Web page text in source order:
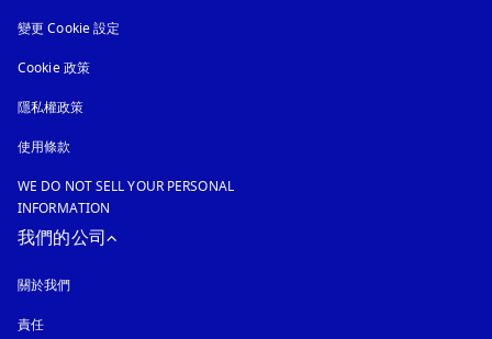
變更 Cookie 設定
Cookie 政策以新標籤頁開啟
隱私權政策
使用條款
WE DO NOT SELL YOUR PERSONAL
INFORMATION
我們的公司
關於我們
責任